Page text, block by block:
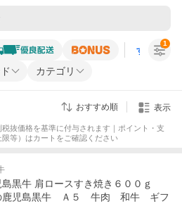
すべての条
カテゴリ
1
おすすめ順 表示
税抜価格を基準に付与されます｜ポイント・支
等）はカートをご確認ください
島黒牛 肩ロースすき焼き６００ｇ
鹿児島黒牛 Ａ５ 牛肉 和牛 ギフ